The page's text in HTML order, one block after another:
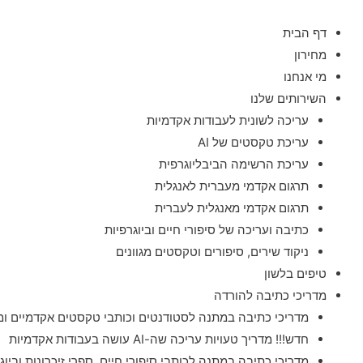
לתוכן
דף הבית
מחירון
מי אנחנו
השירותים שלנו
עריכה לשונית לעבודות אקדמיות
עריכת טקסטים של AI
עריכת הרשימה הביבליוגרפית
תרגום אקדמי מעברית לאנגלית
תרגום אקדמי מאנגלית לעברית
כתיבה ועריכה של סיפורי חיים וביוגרפיות
ניקוד שירים, סיפורים וטקסטים מגוונים
טיפים בלשון
מדריכי כתיבה להורדה
מדריכי כתיבה במתנה לסטודנטים וכותבי טקסטים אקדמיים
חדש!!! מדריך טעויות עריכה שה-AI עושה בעבודות אקדמיות